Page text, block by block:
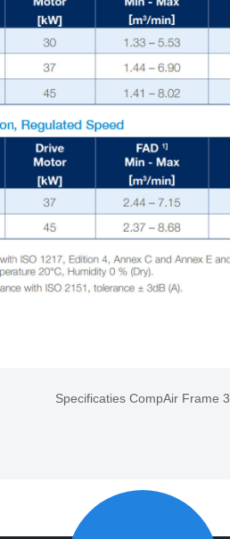
Specificaties CompAir Frame 3